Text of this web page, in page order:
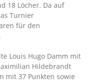
18 Löcher. Da auf
Turnier
für den
Louis Hugo Damm mit
Hildebrandt
mit 37 Punkten sowie